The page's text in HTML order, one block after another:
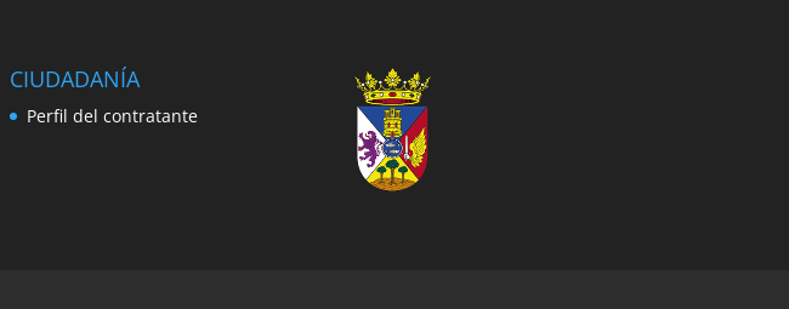
CIUDADANÍA
Perfil del contratante